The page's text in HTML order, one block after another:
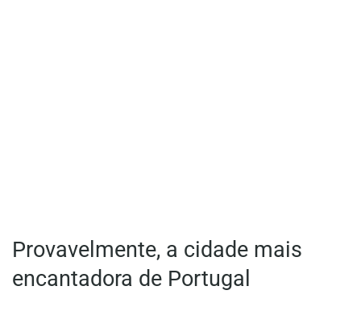
Provavelmente, a cidade mais
encantadora de Portugal